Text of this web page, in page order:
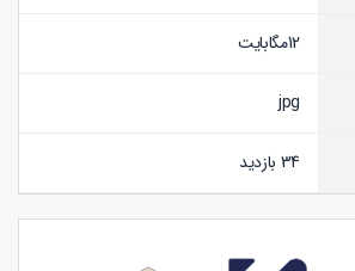
12مگابایت
jpg
34 بازدید